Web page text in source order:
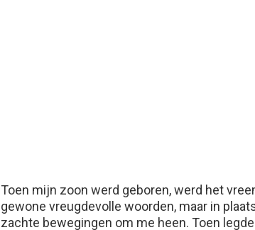
Toen mijn zoon werd geboren, werd het
gewone vreugdevolle woorden, maar in
zachte bewegingen om me heen. Toen